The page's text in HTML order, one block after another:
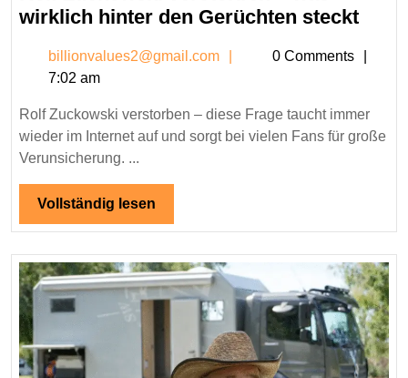
2025
wirklich hinter den Gerüchten stecktRolf
was
billionvalues2@gmail.com
0 Comments
7:02 am
Rolf Zuckowski verstorben – diese Frage taucht immer
wieder im Internet auf und sorgt bei vielen Fans für große
Verunsicherung. ...
Vollständig lesen
lesen